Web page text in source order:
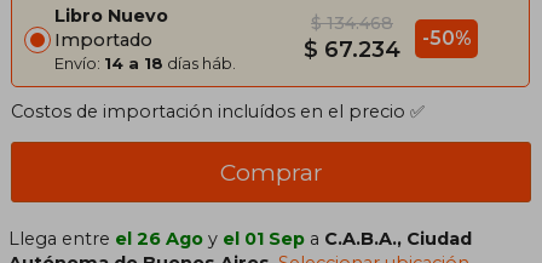
Libro Nuevo
Importado
Envío: 14 a 18 días háb.
$ 134.468
$ 67.234 -50%
Costos de importación incluídos en el precio ✅
Comprar
Llega entre el 26 Ago y el 01 Sep a C.A.B.A., Ciudad